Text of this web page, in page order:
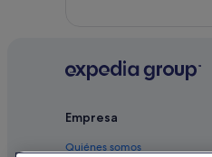
Empresa
Quiénes somos